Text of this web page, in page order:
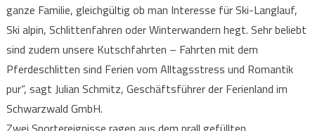
ganze Familie, gleichgültig ob man Interesse für Ski-Langlauf,
Ski alpin, Schlittenfahren oder Winterwandern hegt. Sehr beliebt
sind zudem unsere Kutschfahrten – Fahrten mit dem
Pferdeschlitten sind Ferien vom Alltagsstress und Romantik
pur“, sagt Julian Schmitz, Geschäftsführer der Ferienland im
Schwarzwald GmbH.